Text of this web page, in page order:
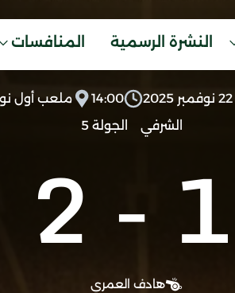
النشرة الرسمية المنافسات
14:00
ملعب أول
الشرفي
الجولة 5
1
-
2
هادف العمري